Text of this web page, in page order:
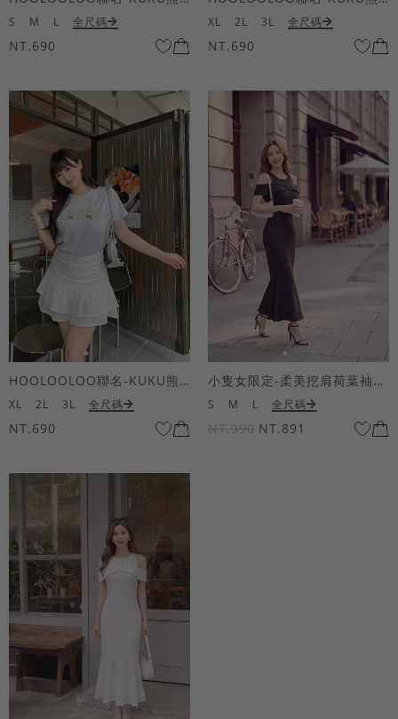
S M L 全尺碼
NT.690
XL 2L 3L 全尺碼
NT.690
HOOLOOLOO聯名-KUKU熊蝴蝶結短袖上衣
XL 2L 3L 全尺碼
NT.690
小隻女限定-柔美挖肩荷葉袖魚尾長洋裝
S M L 全尺碼
NT.990 NT.891